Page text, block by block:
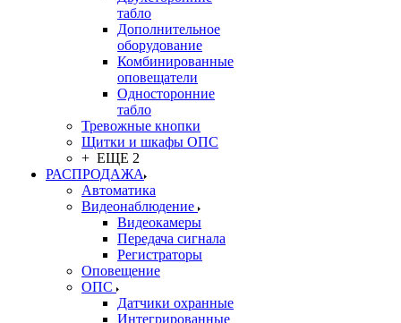
табло
Дополнительное
оборудование
Комбинированные
оповещатели
Односторонние
табло
Тревожные кнопки
Щитки и шкафы ОПС
+ ЕЩЕ 2
РАСПРОДАЖА
Автоматика
Видеонаблюдение
Видеокамеры
Передача сигнала
Регистраторы
Оповещение
ОПС
Датчики охранные
Интегрированные